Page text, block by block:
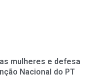
mulheres e defesa
Nacional do PT